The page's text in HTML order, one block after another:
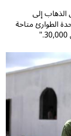
الذهاب إلى
الطوارئ متاحة